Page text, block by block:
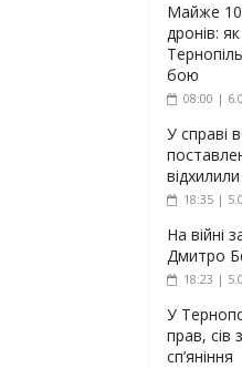
Майже 10
дронів:
бою
08:00 |
У справі
відхилили
18:35 |
На війні
Дмитро
18:23 |
У
прав, сів
сп’яніння